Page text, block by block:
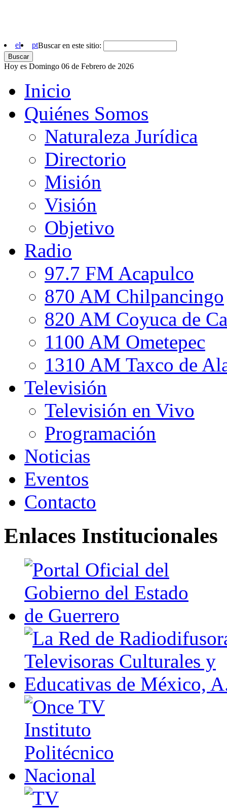
el ptBuscar en este sitio:
Hoy es Domingo 06 de Febrero de 2026
Inicio
Quiénes Somos
Naturaleza Jurídica
Directorio
Misión
Visión
Objetivo
Radio
97.7 FM Acapulco
870 AM Chilpancingo
820 AM Coyuca de
1100 AM Ometepec
1310 AM Taxco de
Televisión
Televisión en Vivo
Programación
Noticias
Eventos
Contacto
Enlaces Institucionales